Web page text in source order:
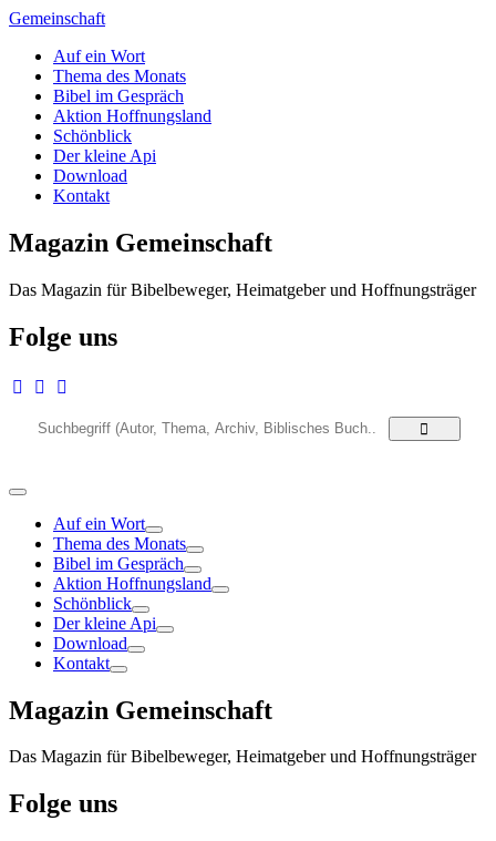
Zum
springen
Gemeinschaft
Auf ein Wort
Thema des Monats
Bibel im Gespräch
Aktion Hoffnungsland
Schönblick
Der kleine Api
Download
Kontakt
Magazin Gemeinschaft
Das Magazin für Bibelbeweger, Heimatgeber und Hoffnungsträger
Folge uns
Auf ein Wort
Thema des Monats
Bibel im Gespräch
Aktion Hoffnungsland
Schönblick
Der kleine Api
Download
Kontakt
Magazin Gemeinschaft
Das Magazin für Bibelbeweger, Heimatgeber und Hoffnungsträger
Folge uns